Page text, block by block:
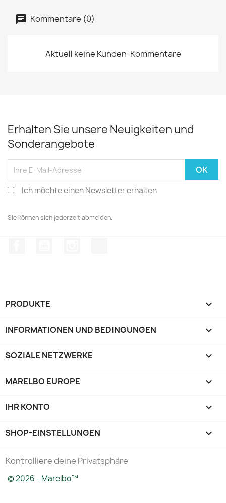
Kommentare (0)
Aktuell keine Kunden-Kommentare
Erhalten Sie unsere Neuigkeiten und
Sonderangebote
Ich möchte einen Newsletter erhalten
Sie können sich jederzeit abmelden.
PRODUKTE 
INFORMATIONEN UND BEDINGUNGEN 
SOZIALE NETZWERKE 
MARELBO EUROPE 
IHR KONTO 
SHOP-EINSTELLUNGEN keyboard_arrow_down
Kontrolliere deine Privatsphäre
© 2026 - Marelbo™